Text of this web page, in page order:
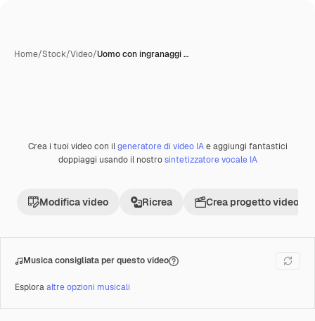
Home/Stock/Video/Uomo con ingranaggi …
PremiumCreata con IA
Crea i tuoi video con ilgeneratore di video IAe aggiungi fantastici
doppiaggi usando il nostrosintetizzatore vocale IA
Modifica video Ricrea Crea progetto video
Musica consigliata per questo video
Esploraaltre opzioni musicali